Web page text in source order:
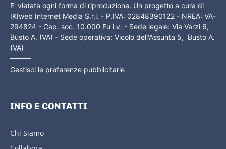
E' vietata ogni forma di riproduzione. Un progetto a cura di
IKIweb Internet Media S.r.l. - P.IVA: 02848390122 - NREA: VA-
294824 - Cap. soc. 10.000 Eu i.v. - Sede legale: Via Varzi 6,
Busto A. (VA) - Sede operativa: Vicolo dell'Assunta 5, Busto A.
(VA)
Gestisci le preferenze pubblicitarie
INFO E CONTATTI
Chi Siamo